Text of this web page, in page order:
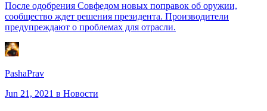
После одобрения Совфедом новых поправок об оружии,
сообщество ждет решения президента. Производители
предупреждают о проблемах для отрасли.
PashaPrav
Jun 21, 2021 в Новости